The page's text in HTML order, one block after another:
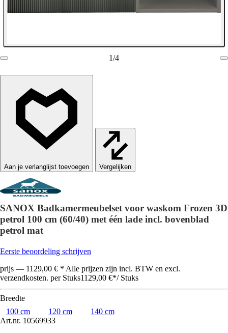
1/4
Vergelijken
SANOX Badkamermeubelset voor waskom Frozen 3D
petrol 100 cm (60/40) met één lade incl. bovenblad
petrol mat
Eerste beoordeling schrijven
prijs — 1129,00 € * Alle prijzen zijn incl. BTW en excl.
verzendkosten. per Stuks1129,00 €*/ Stuks
Breedte
100 cm
120 cm
140 cm
Art.nr. 10569933